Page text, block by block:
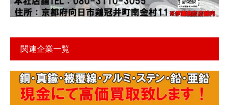
関連企業一覧